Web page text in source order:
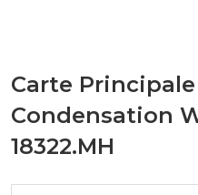
Carte
Condensation
18322.MH